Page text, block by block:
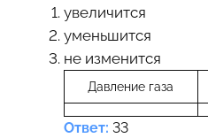
увеличится
уменьшится
не изменится
Давление газа
Ответ: 33